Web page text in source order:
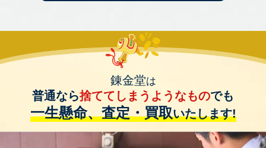
錬金堂は
普通なら捨ててしまうようなものでも
一生懸命、査定・買取いたします!